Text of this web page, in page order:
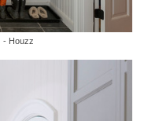
- Houzz